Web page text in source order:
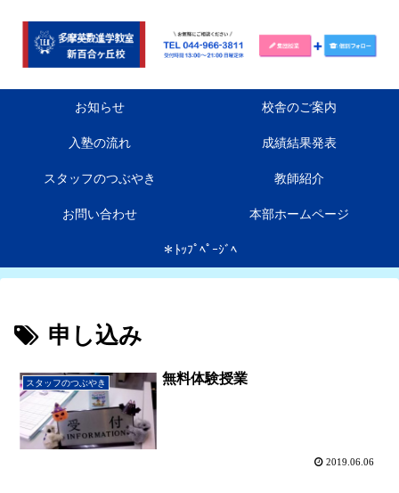
お知らせ 校舎のご案内
入塾の流れ 成績結果発表
スタッフのつぶやき 教師紹介
お問い合わせ 本部ホームページ
＊ﾄｯﾌﾟﾍﾟｰｼﾞﾍ
申し込み
スタッフのつぶやき 無料体験授業
2019.06.06